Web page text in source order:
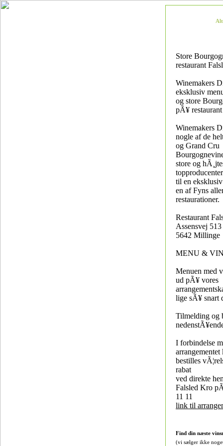
Store
restaurant
Winemakers
eksklusiv
og store
pÃ¥
Winemakers
nogle af de
og Grand Cru
store og
topproducenter
til en
en af Fyns
restaurationer.
Restaurant
Assensvej
5642 Millinge
MENU &
Menuen med
ud pÃ¥ vores
lige sÃ¥ snart
Tilmelding og
I forbindelse
arrangementet
bestilles
rabat
ved direkte
Falsled Kro
11 11
link til
Find din næste
(vi sælger ikke